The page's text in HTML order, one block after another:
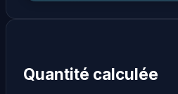
Quantité calculée